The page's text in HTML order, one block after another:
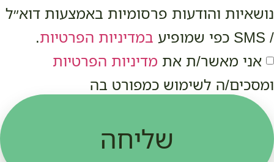
נושאיות והודעות פרסומיות באמצעות דוא״ל
/ SMS כפי שמופיע
במדיניות הפרטיות.
אני מאשר/ת את מדיניות הפרטיות
ומסכים/ה לשימוש כמפורט בה
שליחה